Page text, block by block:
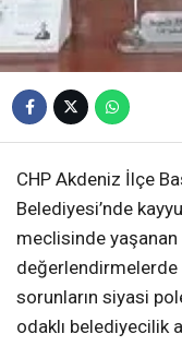
CHP Akdeniz İlçe
Belediyesi’nde
meclisinde
değerlendirmelerde
sorunların siyasi
odaklı belediyecilik